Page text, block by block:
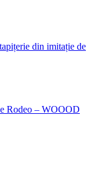
din imitație de
Rodeo – WOOOD